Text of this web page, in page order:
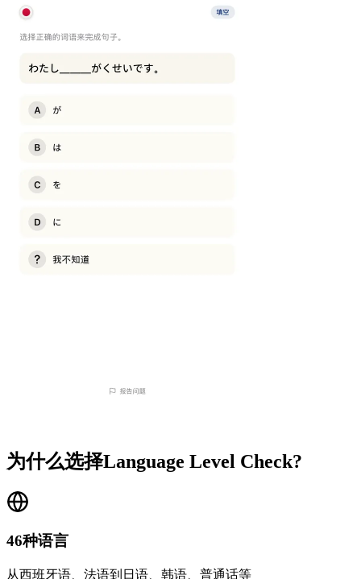
为什么选择Language Level Check?
46种语言
从西班牙语、法语到日语、韩语、普通话等